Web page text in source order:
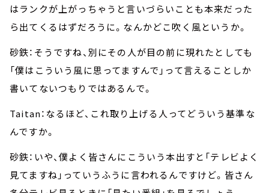
はランクが上がっちゃうと言いづらいことも本来だった
ら出てくるはずだろうに。なんかどこ吹く風というか。
砂鉄：そうですね、別にその人が目の前に現れたとしても
「僕はこういう風に思ってますんで」って言えることしか
書いてないつもりではあるんで。
Taitan：なるほど、これ取り上げる人ってどういう基準な
んですか。
砂鉄：いや、僕よく皆さんにこういう本出すと「テレビよく
見てますね」っていうふうに言われるんですけど。皆さん